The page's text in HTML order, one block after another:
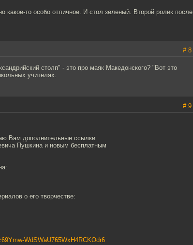
какое-то особо отличное. И стол зеленый. Второй ролик после
# 8
столп" - это про маяк Македонского? "Вот это
учителях.
# 9
Вам дополнительные ссылки
Пушкина и новым бесплатным
о его творчестве:
WdSWaU765WxH4RCKOdr6